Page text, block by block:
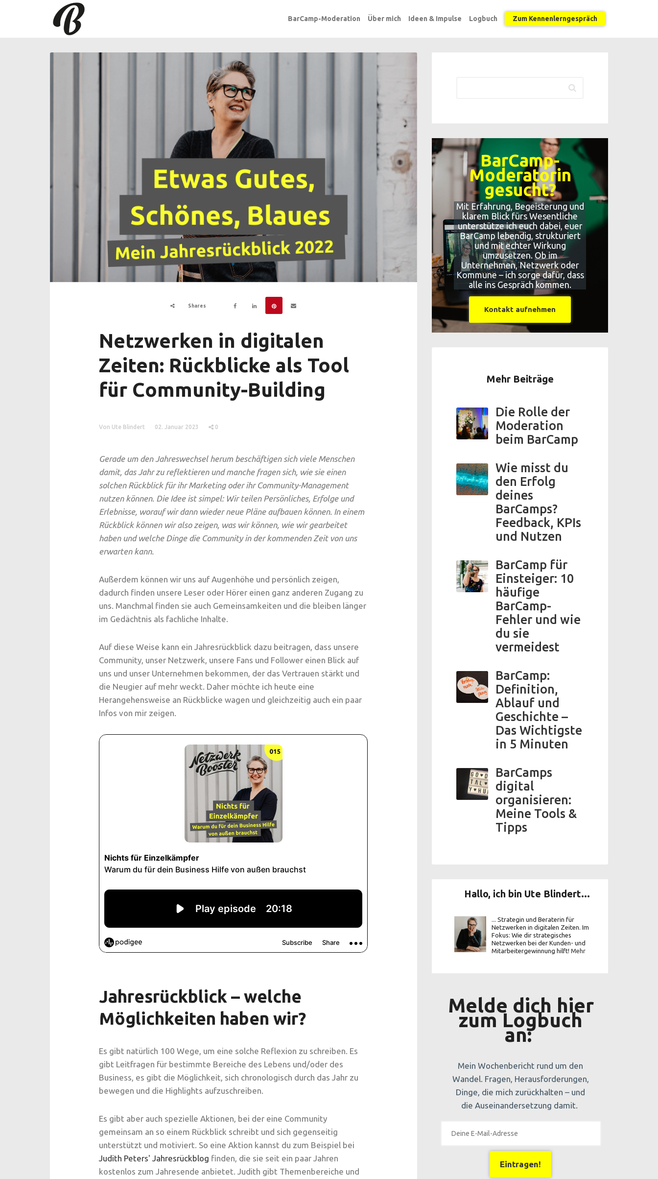
BarCamp-Moderation Über mich Ideen & Impulse Logbuch Zum Kennenlerngespräch
Shares
Netzwerken in digitalen
Zeiten: Rückblicke als Tool
für Community-Building
Von Ute Blindert 02. Januar 2023 0
Gerade um den Jahreswechsel herum beschäftigen sich viele Menschen
damit, das Jahr zu reflektieren und manche fragen sich, wie sie einen
solchen Rückblick für ihr Marketing oder ihr Community-Management
nutzen können. Die Idee ist simpel: Wir teilen Persönliches, Erfolge und
Erlebnisse, worauf wir dann wieder neue Pläne aufbauen können. In einem
Rückblick können wir also zeigen, was wir können, wie wir gearbeitet
haben und welche Dinge die Community in der kommenden Zeit von uns
erwarten kann.
Außerdem können wir uns auf Augenhöhe und persönlich zeigen,
dadurch finden unsere Leser oder Hörer einen ganz anderen Zugang zu
uns. Manchmal finden sie auch Gemeinsamkeiten und die bleiben länger
im Gedächtnis als fachliche Inhalte.
Auf diese Weise kann ein Jahresrückblick dazu beitragen, dass unsere
Community, unser Netzwerk, unsere Fans und Follower einen Blick auf
uns und unser Unternehmen bekommen, der das Vertrauen stärkt und
die Neugier auf mehr weckt. Daher möchte ich heute eine
Herangehensweise an Rückblicke wagen und gleichzeitig auch ein paar
Infos von mir zeigen.
Jahresrückblick – welche
Möglichkeiten haben wir?
Es gibt natürlich 100 Wege, um eine solche Reflexion zu schreiben. Es
gibt Leitfragen für bestimmte Bereiche des Lebens und/oder des
Business, es gibt die Möglichkeit, sich chronologisch durch das Jahr zu
bewegen und die Highlights aufzuschreiben.
Es gibt aber auch spezielle Aktionen, bei der eine Community
gemeinsam an so einem Rückblick schreibt und sich gegenseitig
unterstützt und motiviert. So eine Aktion kannst du zum Beispiel bei
Judith Peters' Jahresrückblog finden, die sie seit ein paar Jahren
kostenlos zum Jahresende anbietet. Judith gibt Themenbereiche und
BarCamp-
Moderatorin
gesucht?
Mit Erfahrung, Begeisterung und
klarem Blick fürs Wesentliche
unterstütze ich euch dabei, euer
BarCamp lebendig, strukturiert
und mit echter Wirkung
umzusetzen. Ob im
Unternehmen, Netzwerk oder
Kommune – ich sorge dafür, dass
alle ins Gespräch kommen.
Kontakt aufnehmen
Mehr Beiträge
Die Rolle der
Moderation
beim BarCamp
Wie misst du
den Erfolg
deines
BarCamps?
Feedback, KPIs
und Nutzen
BarCamp für
Einsteiger: 10
häufige
BarCamp-
Fehler und wie
du sie
vermeidest
BarCamp:
Definition,
Ablauf und
Geschichte –
Das Wichtigste
in 5 Minuten
BarCamps
digital
organisieren:
Meine Tools &
Tipps
Hallo, ich bin Ute Blindert...
... Strategin und Beraterin für
Netzwerken in digitalen Zeiten. Im
Fokus: Wie dir strategisches
Netzwerken bei der Kunden- und
Mitarbeitergewinnung hilft! Mehr
Melde dich hier
zum Logbuch
an:
Mein Wochenbericht rund um den
Wandel. Fragen, Herausforderungen,
Dinge, die mich zurückhalten – und
die Auseinandersetzung damit.
Eintragen!